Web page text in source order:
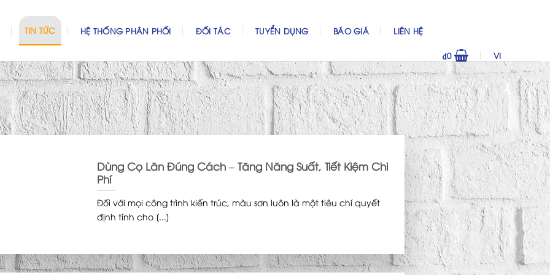
TIN TỨC HỆ THỐNG PHÂN PHỐI ĐỐI TÁC TUYỂN DỤNG BÁO GIÁ LIÊN HỆ
₫0 VI
Dùng Cọ Lăn Đúng Cách – Tăng Năng Suất, Tiết Kiệm Chi
Phí
Đối với mọi công trình kiến trúc, màu sơn luôn là một tiêu chí quyết
định tính cho [...]